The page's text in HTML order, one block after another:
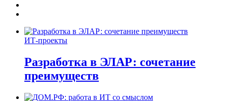
ИТ-проекты
Разработка в ЭЛАР: сочетание
преимуществ